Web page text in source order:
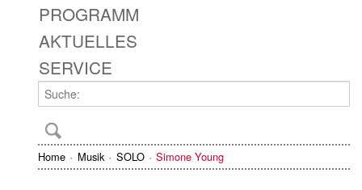
PROGRAMM
AKTUELLES
SERVICE
Home Musik SOLO Simone Young